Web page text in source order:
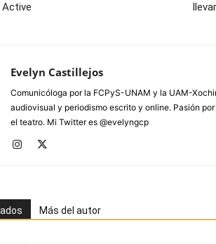
Active
Evelyn Castillejos
Comunicóloga por la FCPyS-UNAM y la UAM-
audiovisual y periodismo escrito y online. Pasión
el teatro. Mi Twitter es @evelyngcp
Más del autor